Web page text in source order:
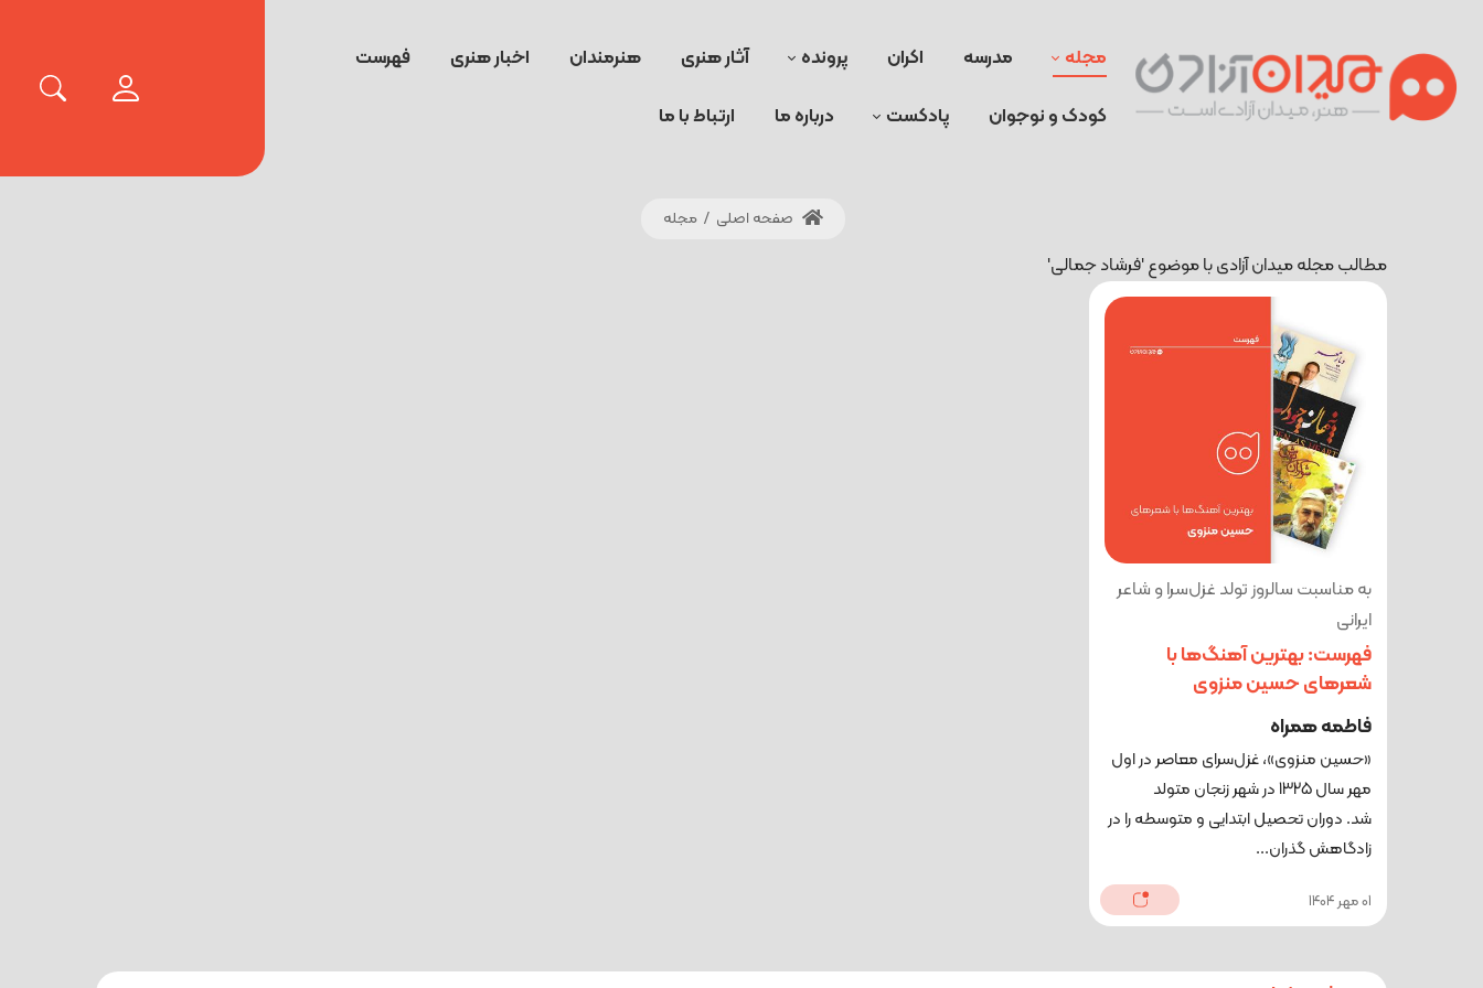
مجله مدرسه اکران پرونده آثار هنری هنرمندان اخبار هنری فهرست
کودک و نوجوان پادکست درباره ما ارتباط با ما
صفحه اصلی / مجله
مطالب مجله میدان آزادی با موضوع 'فرشاد جمالی'
به مناسبت سالروز تولد غزل‌سرا و شاعر
ایرانی
فهرست: بهترین آهنگ‌ها با
شعرهای حسین منزوی
فاطمه همراه
«حسین منزوی»، غزل‌سرای معاصر در اول
مهر سال 1325 در شهر زنجان متولد
شد. دوران تحصیل ابتدایی و متوسطه را در
زادگاهش گذران...
01 مهر 1404